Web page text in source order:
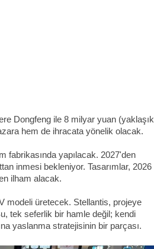
Dongfeng ile 8 milyar yuan (yaklaşık
hem de ihracata yönelik olacak.
fabrikasında yapılacak. 2027'den
inmesi bekleniyor. Tasarımlar, 2026
ilham alacak.
modeli üretecek. Stellantis, projeye
tek seferlik bir hamle değil; kendi
yaslanma stratejisinin bir parçası.